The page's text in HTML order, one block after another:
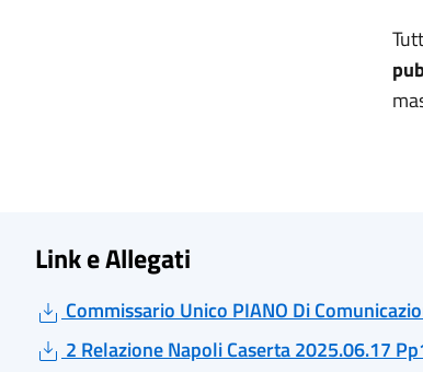
Link e Allegati
Commissario Unico PIANO Di
2 Relazione Napoli Caserta 2025.06.17